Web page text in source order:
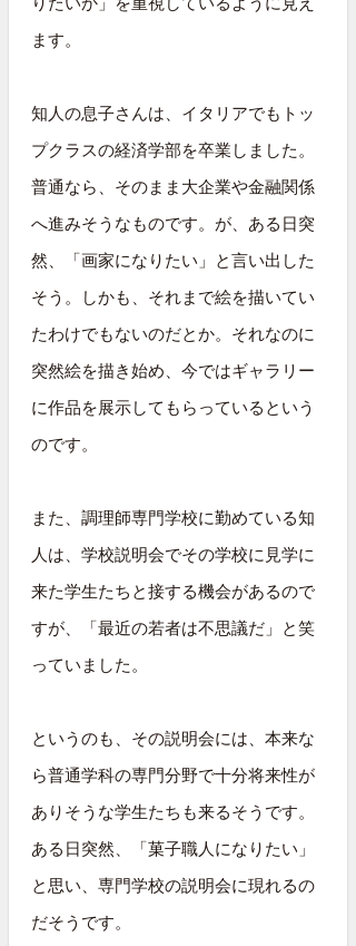
ます。
知人の息子さんは、イタリアでもトッ
プクラスの経済学部を卒業しました。
普通なら、そのまま大企業や金融関係
へ進みそうなものです。が、ある日突
然、「画家になりたい」と言い出した
そう。しかも、それまで絵を描いてい
たわけでもないのだとか。それなのに
突然絵を描き始め、今ではギャラリー
に作品を展示してもらっているという
のです。
また、調理師専門学校に勤めている知
人は、学校説明会でその学校に見学に
来た学生たちと接する機会があるので
すが、「最近の若者は不思議だ」と笑
っていました。
というのも、その説明会には、本来な
ら普通学科の専門分野で十分将来性が
ありそうな学生たちも来るそうです。
ある日突然、「菓子職人になりたい」
と思い、専門学校の説明会に現れるの
だそうです。